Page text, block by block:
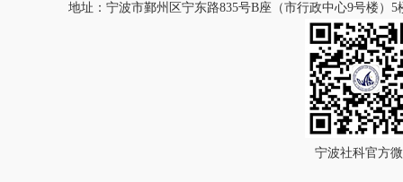
地址：宁波市鄞州区宁东路835号B座（市行政中心9号楼）5
宁波社科官方